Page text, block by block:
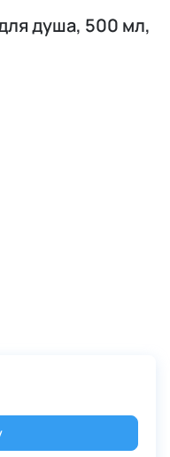
душа, 500 мл,